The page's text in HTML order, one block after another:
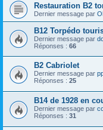
Restauration B2
Dernier message par
B12 Torpédo
Dernier message par
Réponses : 66
B2 Cabriolet
Dernier message par
Réponses : 25
B14 de 1928 en
Dernier message par
Réponses : 31